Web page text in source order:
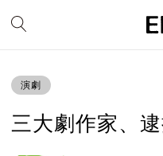
演劇
三大劇作家、